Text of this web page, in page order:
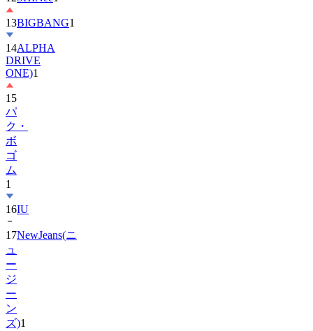
14ALPHA
DRIVE
ONE)1
15
パ
ク・
ボ
ゴ
ム
1
16
17NewJeans(ニ
ュ
ー
ジ
ー
ン
ズ)
18